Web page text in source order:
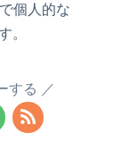
個人的な
。
する